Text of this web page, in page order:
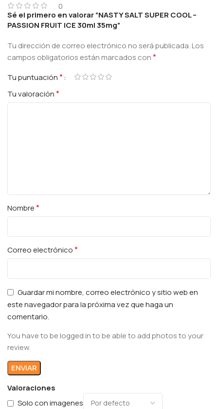
0
Valoraciones
Solo con imagenes
Sé el primero en valorar “NASTY SALT SUPER COOL –
PASSION FRUIT ICE 30ml 35mg”
Tu dirección de correo electrónico no será publicada.Los
campos obligatorios están marcados con*
Tu puntuación*
Tu valoración*
Nombre*
Correo electrónico*
Guardar mi nombre, correo electrónico y sitio web en
este navegador para la próxima vez que haga un
comentario.
You have to be logged in to be able to add photos to your
review.